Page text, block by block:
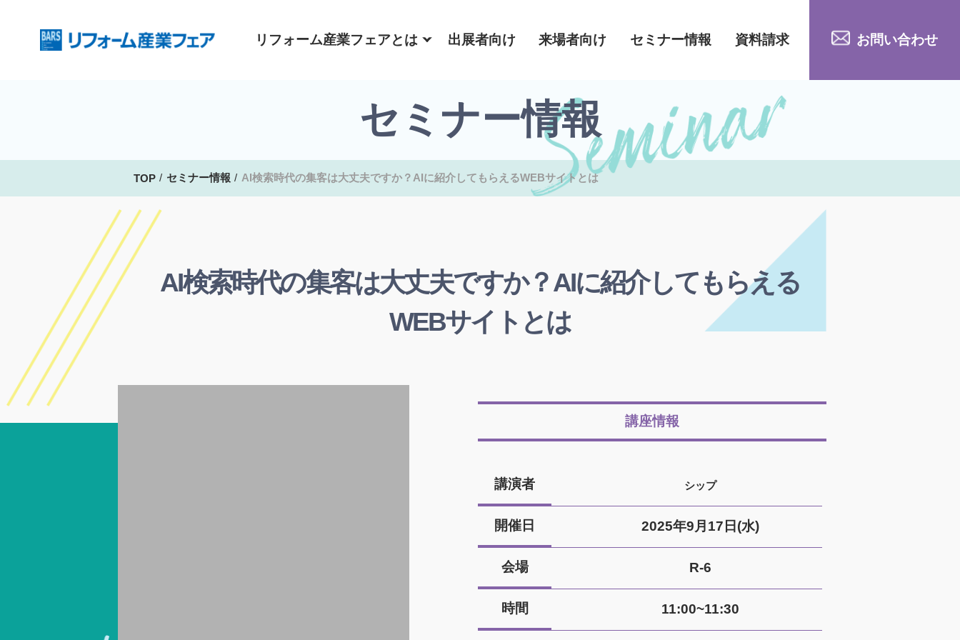
リフォーム産業フェアとは 出展者向け 来場者向け セミナー情報 資料請求 お問い合わせ
セミナー情報
TOP セミナー情報 AI検索時代の集客は大丈夫ですか？AIに紹介してもらえるWEBサイトとは
AI検索時代の集客は大丈夫ですか？AIに紹介してもらえる
WEBサイトとは
講座情報
講演者 シップ
開催日 2025年9月17日(水)
会場 R-6
時間 11:00~11:30